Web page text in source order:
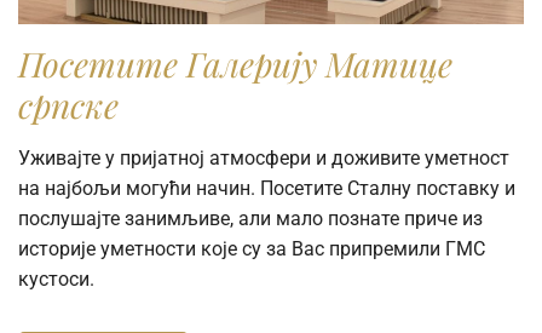
Посетите Галерију Матице
српске
Уживајте у пријатној атмосфери и доживите уметност
на најбољи могући начин. Посетите Сталну поставку и
послушајте занимљиве, али мало познате приче из
историје уметности које су за Вас припремили ГМС
кустоси.